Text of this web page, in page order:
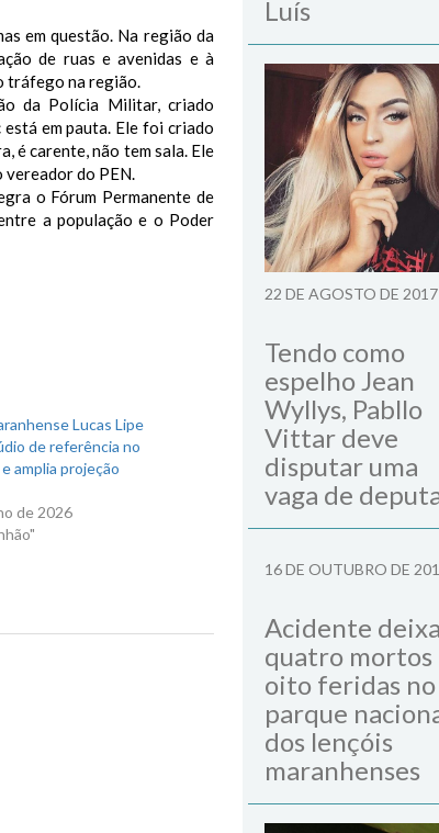
em questão. Na região da
de ruas e avenidas e à
tráfego na região.
da Polícia Militar, criado
em pauta. Ele foi criado
é carente, não tem sala. Ele
vereador do PEN.
o Fórum Permanente de
a população e o Poder
Lucas Lipe
de referência no
amplia projeção
de 2026
Luís
22 DE AGOSTO DE 2017
Tendo como
espelho Jean
Wyllys, Pabllo
Vittar deve
disputar uma
vaga de
16 DE OUTUBRO DE
Acidente
quatro mortos
oito feridas no
parque
dos lençóis
maranhenses